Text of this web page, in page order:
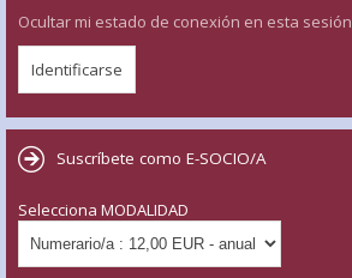
Ocultar mi estado de conexión en esta sesión
Suscríbete como E-SOCIO/A
Selecciona MODALIDAD